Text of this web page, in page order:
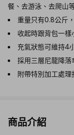
餐、去游泳、去爬山
重量只有0.8公斤
收起時跟背包一樣
充氣狀態可維持4
採用三層尼龍降落
附帶特別加工處
商品介紹